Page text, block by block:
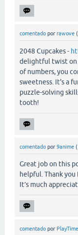
comentado por rawove (
2048 Cupcakes -
delightful twist on
of numbers, you
sweetness. It's a
puzzle-solving
tooth!
comentado por 9anime (
Great job on this
helpful. Thank you
It’s much
comentado por